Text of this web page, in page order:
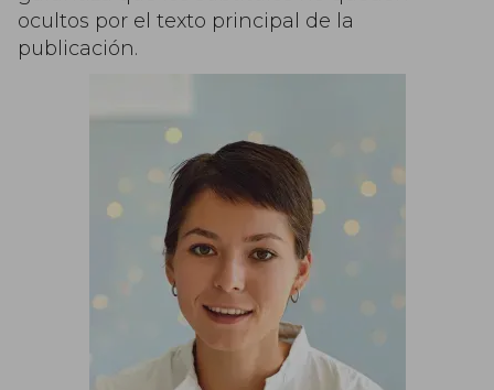
ocultos por el texto principal de la
publicación.